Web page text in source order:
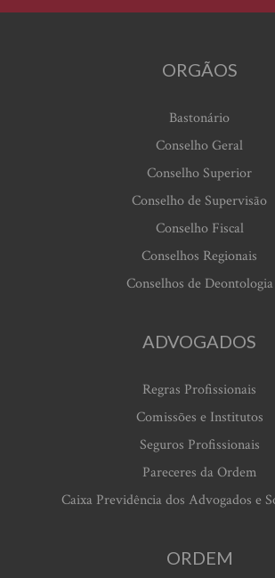
ORGÃOS
Bastonário
Conselho Geral
Conselho Superior
Conselho de Supervisão
Conselho Fiscal
Conselhos Regionais
Conselhos de Deontologia
ADVOGADOS
Regras Profissionais
Comissões e Institutos
Seguros Profissionais
Pareceres da Ordem
Caixa Previdência dos Advogados e
ORDEM